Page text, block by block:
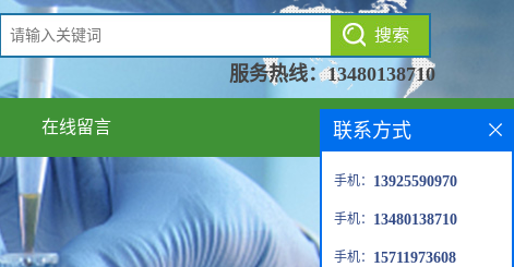
服务热线：13480138710
在线留言 联系方式
手机： 13925590970
手机： 13480138710
手机： 15711973608